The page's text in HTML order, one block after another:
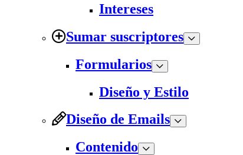
Intereses
Sumar suscriptores
Formularios
Diseño y Estilo
Diseño de Emails
Contenido